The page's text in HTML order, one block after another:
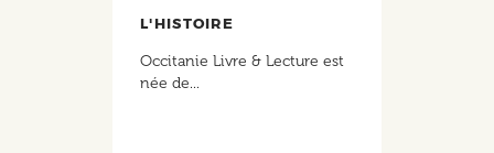
L'HISTOIRE
Occitanie Livre & Lecture est
née de...